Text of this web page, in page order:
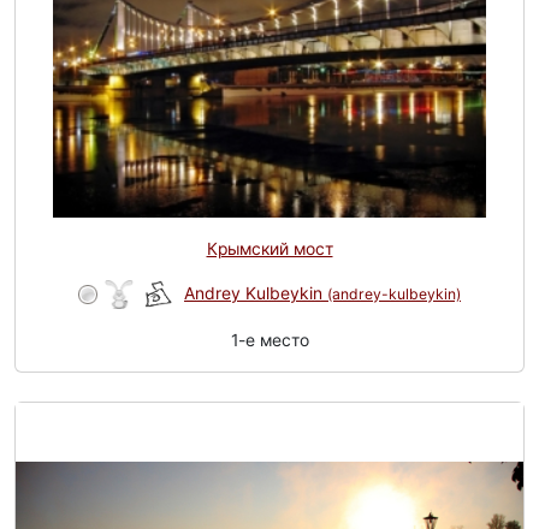
Крымский мост
Andrey Kulbeykin (andrey-kulbeykin)
1-e место